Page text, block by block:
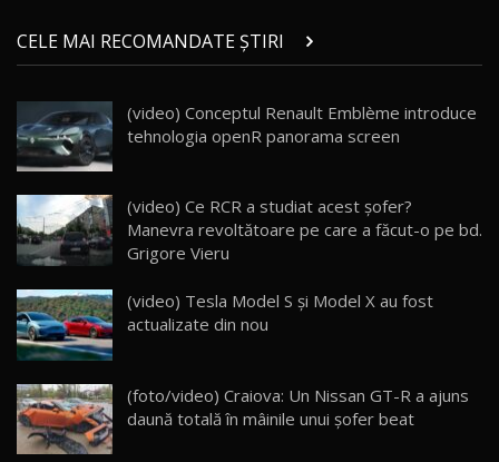
21
Micul BYD Dolphin Surf / Test Drive
AutoBlog.MD
16:59
22
Noua Mazda 6e / Test Drive AutoBlog.MD
26:59
23
Lynk & Co 01 / Test Drive AutoBlog.MD
25:19
24
ZEEKR 009: Cel mai Performant și Confortabil
Van Electric Testat în Moldova / AutoBlog.MD
26:38
25
mai Exclusiv și Puternic Defender Testat în
Moldova
32:21
CELE MAI RECOMANDATE ȘTIRI
(video) Conceptul Renault Emblème introduce
tehnologia openR panorama screen
(video) Ce RCR a studiat acest şofer?
Manevra revoltătoare pe care a făcut-o pe bd.
Grigore Vieru
(video) Tesla Model S și Model X au fost
actualizate din nou
(foto/video) Craiova: Un Nissan GT-R a ajuns
daună totală în mâinile unui şofer beat